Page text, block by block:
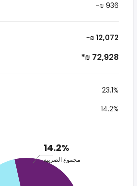
-₪ 936
-₪ 12,072
*₪ 72,928
23.1%
14.2%
14.2%
مجموع الضريبة